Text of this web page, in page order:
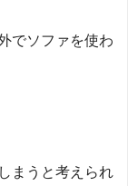
でソファを使わ
まうと考えられ